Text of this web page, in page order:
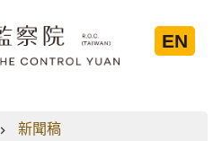
EN
新聞稿